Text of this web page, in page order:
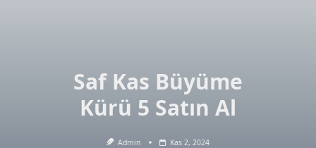
Saf Kas Büyüme
Kürü 5 Satın Al
Admin Kas 2, 2024